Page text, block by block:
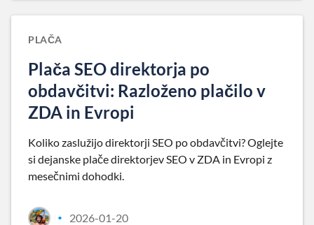
PLAČA
Plača SEO direktorja po
obdavčitvi: Razloženo plačilo v
ZDA in Evropi
Koliko zaslužijo direktorji SEO po obdavčitvi? Oglejte
si dejanske plače direktorjev SEO v ZDA in Evropi z
mesečnimi dohodki.
• 2026-01-20